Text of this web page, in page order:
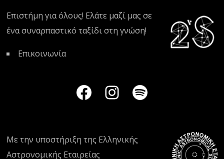
Επιστήμη για όλους! Ελάτε μαζί μας σε
ένα συναρπαστικό ταξίδι στη γνώση!
Επικοινωνία
Με την υποστήριξη της Ελληνικής
Αστρονομικής Εταιρείας